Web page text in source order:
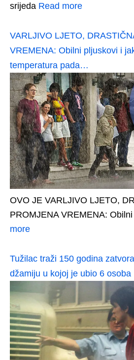
srijeda Read more
VARLJIVO LJETO,
VREMENA: Obilni pljuskovi i
temperatura pada…
OVO JE VARLJIVO LJETO,
PROMJENA VREMENA:
more
Tužilac traži 150 godina
džamiju u kojoj je ubio 6 osoba